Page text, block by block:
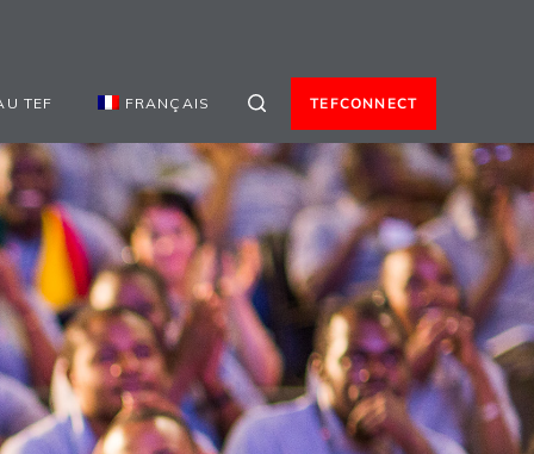
TEF FRANÇAIS TEFCONNECT